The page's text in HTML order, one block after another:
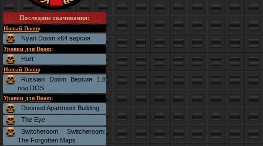
Последние скачивания:
Новый Doom:
Nyan Doom x64 версия
Уровни для Doom:
Hurt
Новый Doom:
Russian Doom Версия 1.8
под DOS
Уровни для Doom:
Doomed Apartment Building
The Eye
Switcheroom Switcheroom:
The Forgotten Maps